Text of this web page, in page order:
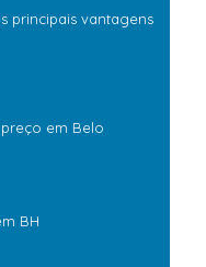
principais vantagens
em Belo
BH